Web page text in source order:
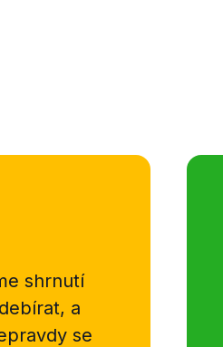
shrnutí
a
se